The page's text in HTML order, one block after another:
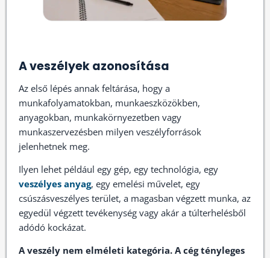
A veszélyek azonosítása
Az első lépés annak feltárása, hogy a
munkafolyamatokban, munkaeszközökben,
anyagokban, munkakörnyezetben vagy
munkaszervezésben milyen veszélyforrások
jelenhetnek meg.
Ilyen lehet például egy gép, egy technológia, egy
veszélyes anyag, egy emelési művelet, egy
csúszásveszélyes terület, a magasban végzett munka, az
egyedül végzett tevékenység vagy akár a túlterhelésből
adódó kockázat.
A veszély nem elméleti kategória. A cég tényleges